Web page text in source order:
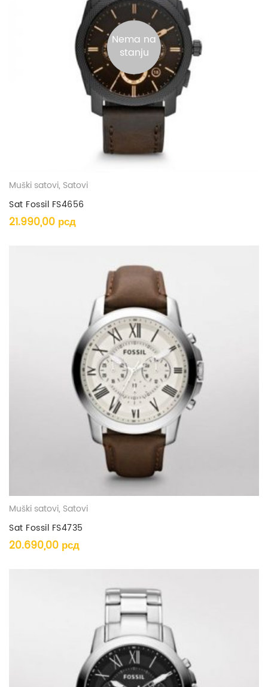
Nema na
stanju
Muški satovi, Satovi
Sat Fossil FS4656
21.990,00 рсд
Muški satovi, Satovi
Sat Fossil FS4735
20.690,00 рсд